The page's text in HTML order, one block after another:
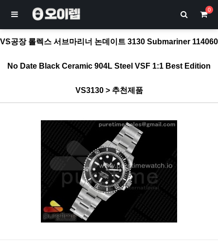
0
VS공장 롤렉스 서브마리너 논데이트 3130 Submariner 114060
No Date Black Ceramic 904L Steel VSF 1:1 Best Edition
VS3130 > 추천제품